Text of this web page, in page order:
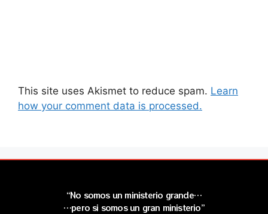
This site uses Akismet to reduce spam. Learn
how your comment data is processed.
“No somos un ministerio grande…
…pero si somos un gran ministerio”